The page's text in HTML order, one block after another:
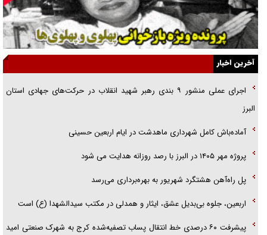
جنجال پزشکان تقلبی در صنعت زیبایی
یهودی‌ها در ادبیات داستانی اروپا؛ از شکسپیر تا دیکنز
گفت‌وگو با خواهر یکی از شهدای جنگ رمضان/ خواهرم فرمانده جهادی و
اهل خدمت بی‌منت بود
جزئیات شکنجه‌هایم فراتر از آن است که در بیان بگنجد!
گزارش «جوان» از قوانین سخت‌گیرانه ۶ قاره در برابر یورش به پاسگاه‌های
آخرین اخبار
اجرای عملی منشور ۹ بندی رهبر شهید انقلاب در حرکت‌های جهادی استان
البرز
آماده‌باش کامل شهرداری ماهدشت در ایام اربعین حسینی
پروژه مهر ۱۴۰۵ در البرز با رصد روزانه هدایت می شود
پل راه‌آهن هشتگرد شهریور به بهره‌برداری می‌رسد
اربعین، جلوه بی‌بدیل عشق، ایثار و همدلی در مکتب سیدالشهدا (ع) است
پیشرفت ۶۰ درصدی خط انتقال پساب تصفیه‌شده کرج به شهرک صنعتی امید